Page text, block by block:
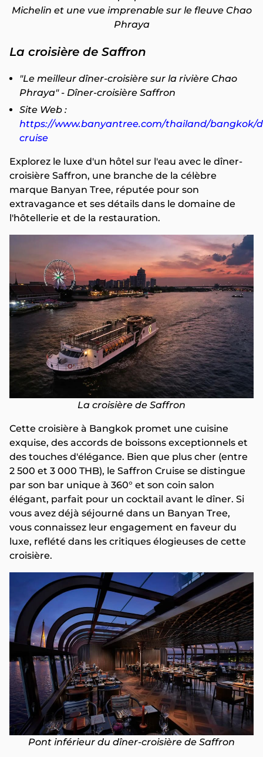
Michelin et une vue imprenable sur le fleuve Chao
Phraya
La croisière de Saffron
"Le meilleur dîner-croisière sur la rivière Chao
Phraya" - Dîner-croisière Saffron
Site Web :
https://www.banyantree.com/thailand/bangkok/
cruise
Explorez le luxe d'un hôtel sur l'eau avec le dîner-
croisière Saffron, une branche de la célèbre
marque Banyan Tree, réputée pour son
extravagance et ses détails dans le domaine de
l'hôtellerie et de la restauration.
La croisière de Saffron
Cette croisière à Bangkok promet une cuisine
exquise, des accords de boissons exceptionnels et
des touches d'élégance. Bien que plus cher (entre
2 500 et 3 000 THB), le Saffron Cruise se distingue
par son bar unique à 360° et son coin salon
élégant, parfait pour un cocktail avant le dîner. Si
vous avez déjà séjourné dans un Banyan Tree,
vous connaissez leur engagement en faveur du
luxe, reflété dans les critiques élogieuses de cette
croisière.
Pont inférieur du dîner-croisière de Saffron